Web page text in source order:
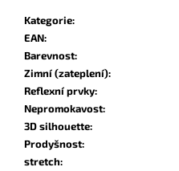
Kategorie:
EAN:
Barevnost:
Zimní (zateplení):
Reflexní prvky:
Nepromokavost:
3D silhouette:
Prodyšnost:
stretch: